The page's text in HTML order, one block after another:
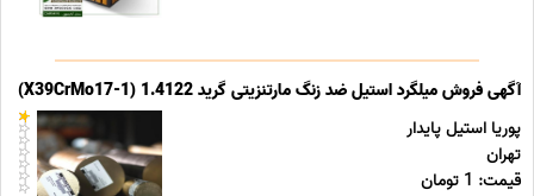
آگهی فروش میلگرد استیل ضد زنگ مارتنزیتی گرید 1.4122 (X39CrMo17-1)
پوریا استیل پایدار
تهران
قیمت: 1 تومان